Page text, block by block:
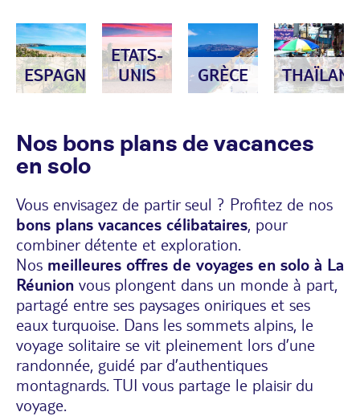
ESPAGNE
ETATS-
UNIS
GRÈCE
Nos bons plans de vacances
en solo
Vous envisagez de partir seul ? Profitez de nos
bons plans vacances célibataires, pour
combiner détente et exploration.
Nos meilleures offres de voyages en solo à La
Réunion vous plongent dans un monde à part,
partagé entre ses paysages oniriques et ses
eaux turquoise. Dans les sommets alpins, le
voyage solitaire se vit pleinement lors d’une
randonnée, guidé par d’authentiques
montagnards. TUI vous partage le plaisir du
voyage.